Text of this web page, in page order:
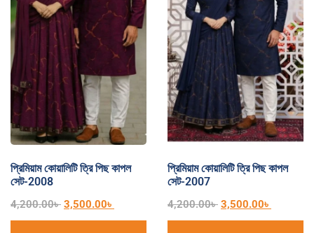
প্রিমিয়াম কোয়ালিটি ত্রি পিছ কাপল
সেট-2008
4,200.00৳ 3,500.00৳
প্রিমিয়াম কোয়ালিটি ত্রি পিছ কাপল
সেট-2007
4,200.00৳ 3,500.00৳